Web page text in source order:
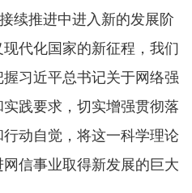
续推进中进入新的发展阶
代化国家的新征程，我们
习近平总书记关于网络强
践要求，切实增强贯彻落
动自觉，将这一科学理论
信事业取得新发展的巨大